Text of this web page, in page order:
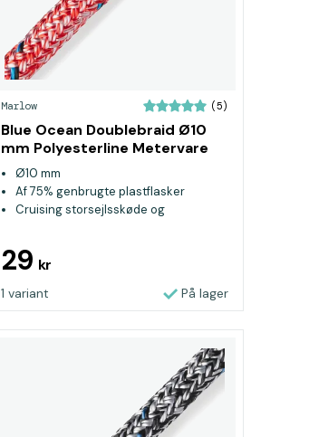
Marlow (5)
Blue Ocean Doublebraid Ø10
mm Polyesterline Metervare
Rød
Ø10 mm
Af 75% genbrugte plastflasker
Cruising storsejlsskøde og
29 kr
1 variant På lager